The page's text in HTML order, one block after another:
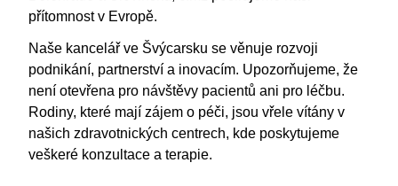
přítomnost v Evropě.
Naše kancelář ve Švýcarsku se věnuje rozvoji
podnikání, partnerství a inovacím. Upozorňujeme, že
není otevřena pro návštěvy pacientů ani pro léčbu.
Rodiny, které mají zájem o péči, jsou vřele vítány v
našich zdravotnických centrech, kde poskytujeme
veškeré konzultace a terapie.